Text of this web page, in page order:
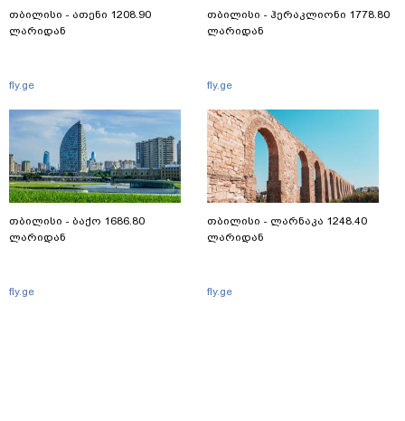
თბილისი - ათენი 1208.90
ლარიდან
fly.ge
თბილისი - ბაქო 1686.80
ლარიდან
fly.ge
თბილისი - ჰერაკლიონი 1778.80
ლარიდან
fly.ge
თბილისი - ლარნაკა 1248.40
ლარიდან
fly.ge